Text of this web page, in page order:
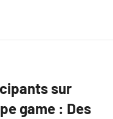
sur
game : Des